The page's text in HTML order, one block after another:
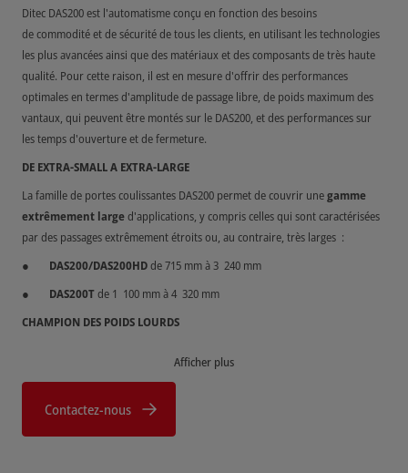
Ditec DAS200 est l'automatisme conçu en fonction des besoins
de commodité et de sécurité de tous les clients, en utilisant les technologies
les plus avancées ainsi que des matériaux et des composants de très haute
qualité. Pour cette raison, il est en mesure d'offrir des performances
optimales en termes d'amplitude de passage libre, de poids maximum des
vantaux, qui peuvent être montés sur le DAS200, et des performances sur
les temps d'ouverture et de fermeture.
DE EXTRA-SMALL A EXTRA-LARGE
La famille de portes coulissantes DAS200 permet de couvrir unegamme
extrêmement larged'applications, y compris celles qui sont caractérisées
par des passages extrêmement étroits ou, au contraire, très larges :
DAS200/DAS200HDde 715 mm à 3 240 mm
DAS200Tde 1 100 mm à 4 320 mm
CHAMPION DES POIDS LOURDS
de profilés pour huisseries et offreplusieurs niveaux de
opérateur peut facilement répondre à tous les types d'applications :
DAS200: jusqu'à 120 kg pour 1 vantail et 200 kg pour 2 vantaux
Afficher plus
Contactez-nous